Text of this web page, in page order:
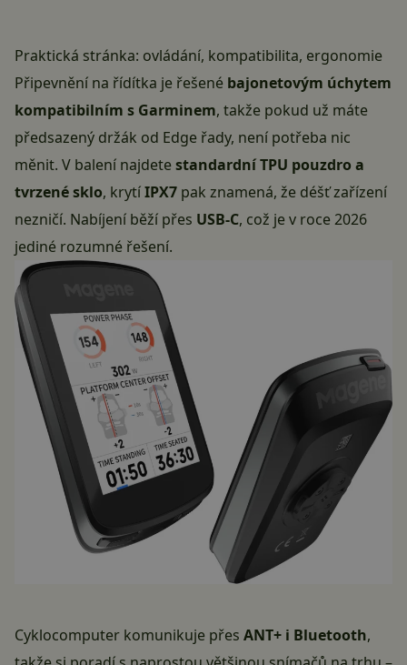
Praktická stránka: ovládání, kompatibilita, ergonomie
Připevnění na řídítka je řešené bajonetovým úchytem
kompatibilním s Garminem, takže pokud už máte
předsazený držák od Edge řady, není potřeba nic
měnit. V balení najdetestandardní TPU pouzdro a
tvrzené sklo, krytíIPX7 pak znamená, že déšť zařízení
nezničí. Nabíjení běží přes USB-C, což je v roce 2026
jediné rozumné řešení.
Cyklocomputer komunikuje přes ANT+ i Bluetooth,